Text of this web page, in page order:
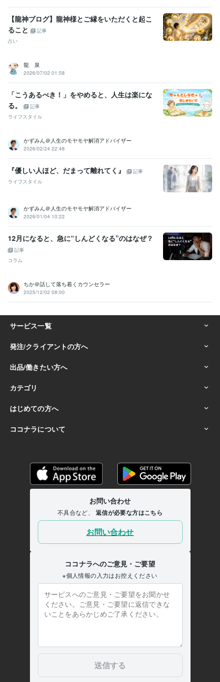
家資格精神保健福祉士になるためキツイ実習も頑張った一発合格
資格・検定
産業カウンセラー
キャリアコンサルタント
ビジネス・クリエイティブツール
Excel:15年PowerPoint:15年Google サイト:10年
Google スプレッドシート:10年Google スライド:10年
Google ドキュメント:10年
Moneyfoward:10年
傾聴スキル（産業カウンセラー）:12年
グリーフケア（死別の悲嘆を抱える方のサポート）:3年
直観力・洞察力が強い（第六感が高い）:99年
人の魅力・強みを見つけるスキル:99年
恋愛 婚活 複雑恋愛 失恋 復縁 マッチングアプリ
悩み相談・カウンセリング
語学力
英語
【龍神ブログ】龍神様とご縁をいただくと起こ
ること
記事
占い
龍 泉
2026/07/02 01:58
「こうあるべき！」をやめると、人生は楽にな
る。
記事
ライフスタイル
かずみん＠人生のモヤモヤ解消アドバイザー
2026/02/24 22:48
『優しい人ほど、だまって離れてく』
記事
ライフスタイル
かずみん＠人生のモヤモヤ解消アドバイザー
2026/01/04 10:22
12月になると、急に“しんどくなる”のはなぜ？
記事
コラム
ちか＠話して落ち着くカウンセラー
2025/12/02 08:00